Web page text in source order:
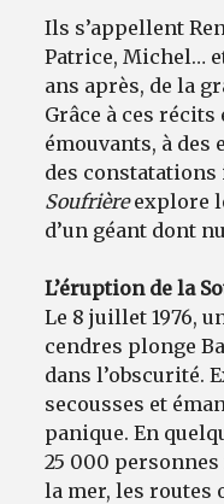
Ils s’appellent
Patrice, Michel…
ans après, de la
Grâce à ces
émouvants, à
des constatations
Soufrièreexplore
d’un géant dont
L’éruption de la
Le 8 juillet 1976,
cendres plonge
dans l’obscurité.
secousses et
panique. En
25 000
la mer, les routes